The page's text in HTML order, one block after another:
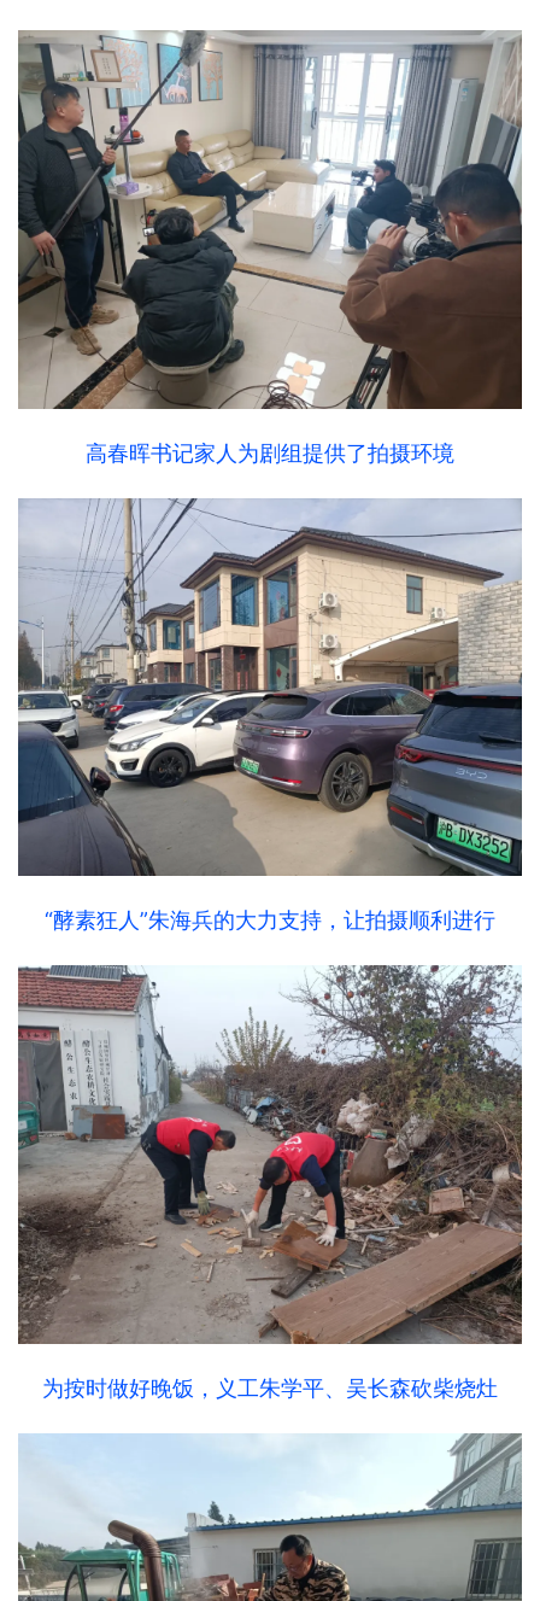
高春晖书记家人为剧组提供了拍摄环境
“酵素狂人”朱海兵的大力支持，让拍摄顺利进行
为按时做好晚饭，义工朱学平、吴长森砍柴烧灶